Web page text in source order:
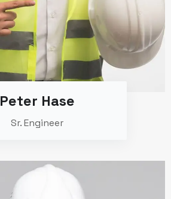
Peter Hase
Sr. Engineer